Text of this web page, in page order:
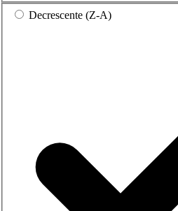
Decrescente (Z-A)